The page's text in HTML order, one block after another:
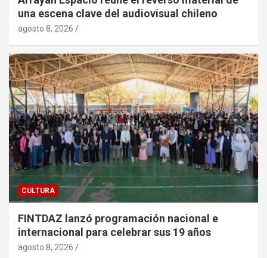
una escena clave del audiovisual chileno
agosto 8, 2026
CULTURA
FINTDAZ lanzó programación nacional e
internacional para celebrar sus 19 años
agosto 8, 2026